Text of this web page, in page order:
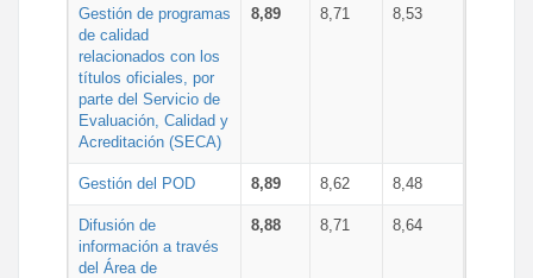
Gestión de programas
de calidad
relacionados con los
títulos oficiales, por
parte del Servicio de
Evaluación, Calidad y
Acreditación (SECA)
8,89 8,71 8,53
Gestión del POD 8,89 8,62 8,48
Difusión de
información a través
del Área de
8,88 8,71 8,64